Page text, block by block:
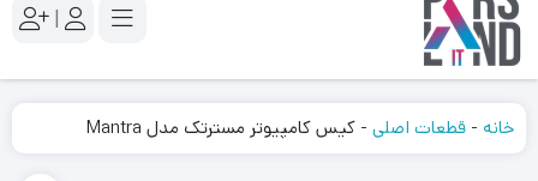
|
خانه - قطعات اصلی - کیس کامپیوتر مسترتک مدل Mantra